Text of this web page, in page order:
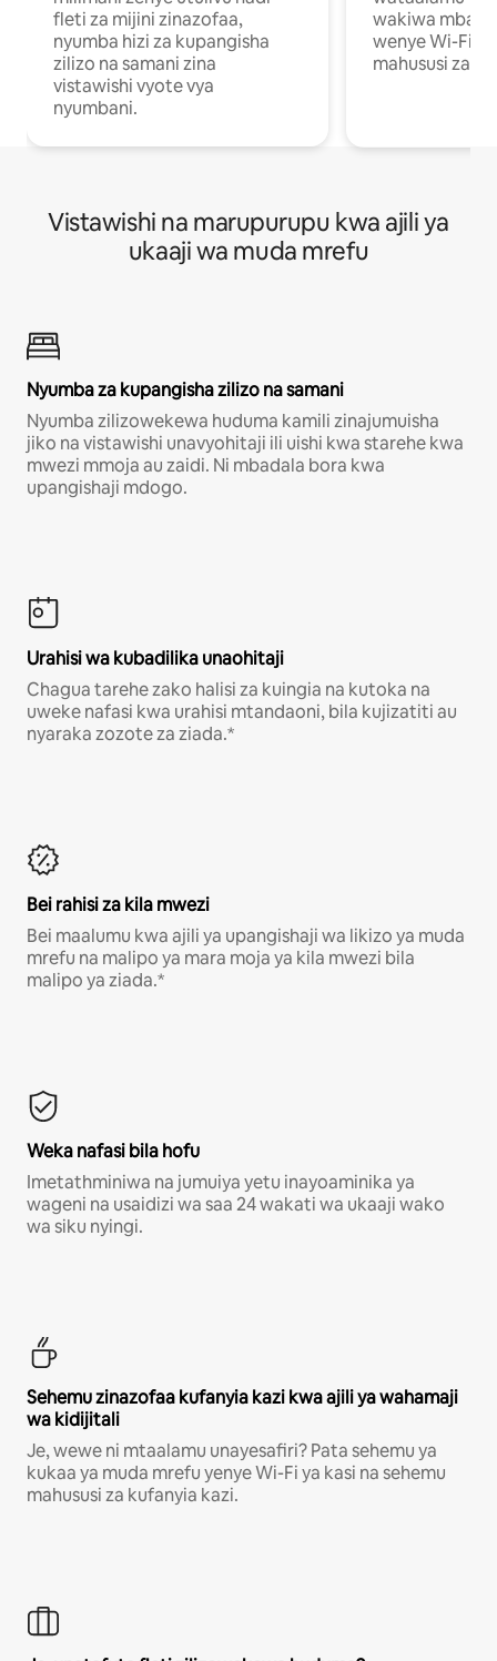
fleti za mijini zinazofaa,
nyumba hizi za kupangisha
zilizo na samani zina
vistawishi vyote vya
nyumbani.
wakiwa mbali
wenye Wi-Fi
mahususi za
Vistawishi na marupurupu kwa ajili ya
ukaaji wa muda mrefu
Nyumba za kupangisha zilizo na samani
Nyumba zilizowekewa huduma kamili zinajumuisha
jiko na vistawishi unavyohitaji ili uishi kwa starehe kwa
mwezi mmoja au zaidi. Ni mbadala bora kwa
upangishaji mdogo.
Urahisi wa kubadilika unaohitaji
Chagua tarehe zako halisi za kuingia na kutoka na
uweke nafasi kwa urahisi mtandaoni, bila kujizatiti au
nyaraka zozote za ziada.*
Bei rahisi za kila mwezi
Bei maalumu kwa ajili ya upangishaji wa likizo ya muda
mrefu na malipo ya mara moja ya kila mwezi bila
malipo ya ziada.*
Weka nafasi bila hofu
Imetathminiwa na jumuiya yetu inayoaminika ya
wageni na usaidizi wa saa 24 wakati wa ukaaji wako
wa siku nyingi.
Sehemu zinazofaa kufanyia kazi kwa ajili ya wahamaji
wa kidijitali
Je, wewe ni mtaalamu unayesafiri? Pata sehemu ya
kukaa ya muda mrefu yenye Wi-Fi ya kasi na sehemu
mahususi za kufanyia kazi.